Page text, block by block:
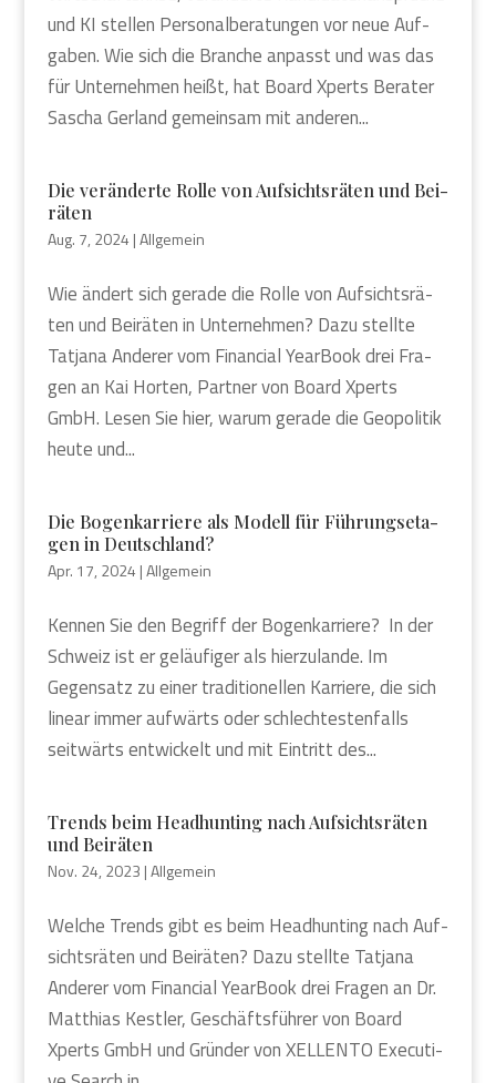
und KI stel­len Per­so­nal­be­ra­tun­gen vor neue Auf­
ga­ben. Wie sich die Bran­che anpasst und was das
für Unter­neh­men heißt, hat Board Xperts Bera­ter
Sascha Ger­land gemein­sam mit ande­ren...
Die ver­än­der­te Rol­le von Auf­sichts­rä­ten und Bei­
rä­ten
Aug. 7, 2024 |Allgemein
Wie ändert sich gera­de die Rol­le von Auf­sichts­rä­
ten und Bei­rä­ten in Unter­neh­men? Dazu stell­te
Tat­ja­na Ande­rer vom Finan­cial Year­Book drei Fra­
gen an Kai Hor­ten, Part­ner von Board Xperts
GmbH. Lesen Sie hier, war­um gera­de die Geo­po­li­tik
heu­te und...
Die Bogen­kar­rie­re als Modell für Füh­rungs­eta­
gen in Deutsch­land?
Apr. 17, 2024 |Allgemein
Ken­nen Sie den Begriff der Bogen­kar­rie­re? In der
Schweiz ist er geläu­fi­ger als hier­zu­lan­de. Im
Gegen­satz zu einer tra­di­tio­nel­len Kar­rie­re, die sich
line­ar immer auf­wärts oder schlech­tes­ten­falls
seit­wärts ent­wi­ckelt und mit Ein­tritt des...
Trends beim Head­hun­ting nach Auf­sichts­rä­ten
und Bei­rä­ten
Nov. 24, 2023 |Allgemein
Wel­che Trends gibt es beim Head­hun­ting nach Auf­
sichts­rä­ten und Bei­rä­ten? Dazu stell­te Tat­ja­na
Ande­rer vom Finan­cial Year­Book drei Fra­gen an Dr.
Mat­thi­as Kest­ler, Geschäfts­füh­rer von Board
Xperts GmbH und Grün­der von XELLENTO Exe­cu­ti­